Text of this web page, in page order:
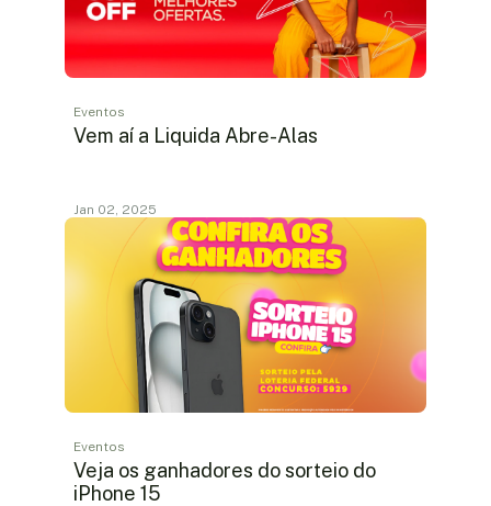
Eventos
Vem aí a Liquida Abre-Alas
Jan 02, 2025
Eventos
Veja os ganhadores do sorteio do
iPhone 15